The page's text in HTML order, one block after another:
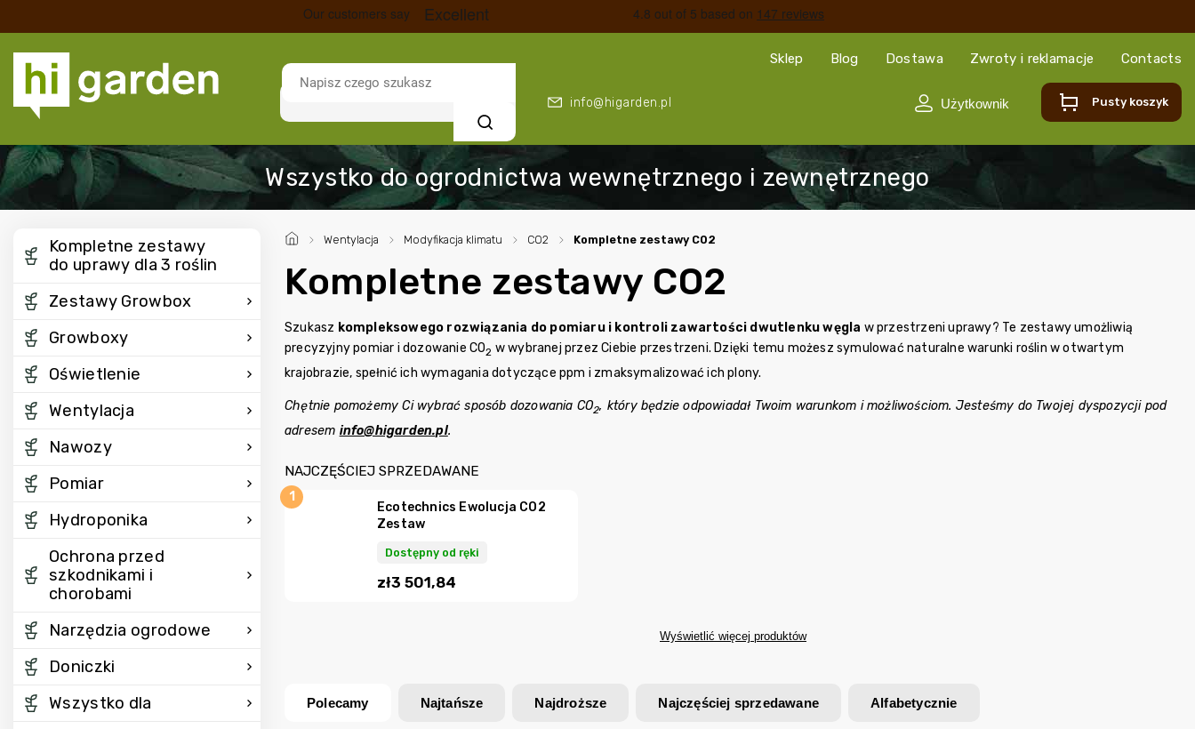
info@higarden.pl
Sklep Blog Dostawa Zwroty i reklamacje Contacts
Szukaj
Pusty koszyk
/ Wentylacja / Modyfikacja klimatu / CO2 / Kompletne zestawy CO2
Kompletne zestawy
do uprawy dla 3 roślin
Zestawy Growbox
Growboxy
Oświetlenie
Wentylacja
Nawozy
Pomiar
Hydroponika
Ochrona przed
szkodnikami i
chorobami
Narzędzia ogrodowe
Doniczki
Wszystko dla
Kompletne zestawy CO2
Szukasz kompleksowego rozwiązania do pomiaru i kontroli zawartości dwutlenku węgla w przestrzeni uprawy? Te zestawy umożliwią
precyzyjny pomiar i dozowanie CO2 w wybranej przez Ciebie przestrzeni. Dzięki temu możesz symulować naturalne warunki roślin w otwartym
krajobrazie, spełnić ich wymagania dotyczące ppm i zmaksymalizować ich plony.
Chętnie pomożemy Ci wybrać sposób dozowania CO2, który będzie odpowiadał Twoim warunkom i możliwościom. Jesteśmy do Twojej dyspozycji pod
adresem info@higarden.pl.
NAJCZĘŚCIEJ SPRZEDAWANE
Ecotechnics Ewolucja CO2
Zestaw
Dostępny od ręki
zł3 501,84
Wyświetlić więcej produktów
Polecamy Najtańsze Najdroższe Najczęściej sprzedawane Alfabetycznie